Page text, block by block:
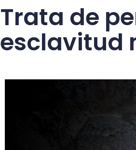
Trata de
esclavitud